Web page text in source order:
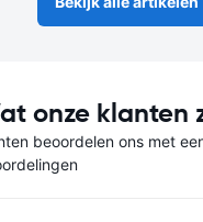
onze klanten
beoordelen ons met